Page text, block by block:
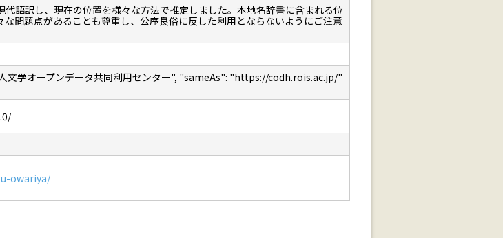
語訳し、現在の位置を様々な方法で推定しました。本地名辞書に含まれる位
問題点があることも尊重し、公序良俗に反した利用とならないようにご注意
学オープンデータ共同利用センター", "sameAs": "https://codh.rois.ac.jp/"
owariya/